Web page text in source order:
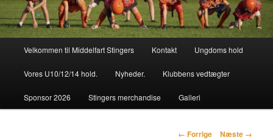
Velkommen til Middelfart Stingers Kontakt Ungdoms hold
Vores U10/12/14 hold. Nyheder. Klubbens vedtægter
Sponsor 2026 Stingers merchandise Galleri
Billednavigation
← Forrige Næste →